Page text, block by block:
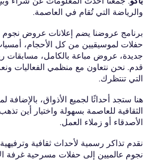
والرياضة التي تُقام في العاصمة.
برنامج عروضنا يضم إعلانات عروض نجوم
حفلات لموسيقيين من كل الأحجام،
جديدة، عروض مباعة بالكامل، مسابقات
قدم. نحن نتعاون مع منظمي الفعاليات
التي تنتظرك.
هنا ستجد أحداثًا لجميع الأذواق، بالإضافة
الثقافية للعاصمة بسهولة واختيار أين
الأصدقاء أو زملاء العمل.
نقدم تذاكر رسمية لأحداث ثقافية
نجوم عالميين إلى حفلات مسرحية غرفة